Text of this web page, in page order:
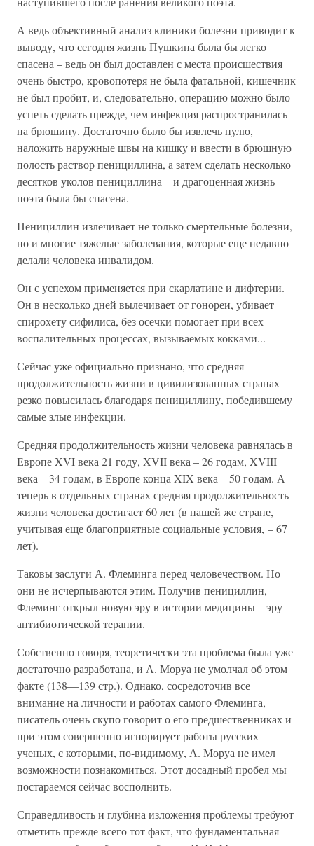
А ведь объективный анализ клиники болезни приводит к
выводу, что сегодня жизнь Пушкина была бы легко
спасена – ведь он был доставлен с места происшествия
очень быстро, кровопотеря не была фатальной, кишечник
не был пробит, и, следовательно, операцию можно было
успеть сделать прежде, чем инфекция распространилась
на брюшину. Достаточно было бы извлечь пулю,
наложить наружные швы на кишку и ввести в брюшную
полость раствор пенициллина, а затем сделать несколько
десятков уколов пенициллина – и драгоценная жизнь
поэта была бы спасена.
Пенициллин излечивает не только смертельные болезни,
но и многие тяжелые заболевания, которые еще недавно
делали человека инвалидом.
Он с успехом применяется при скарлатине и дифтерии.
Он в несколько дней вылечивает от гонореи, убивает
спирохету сифилиса, без осечки помогает при всех
воспалительных процессах, вызываемых кокками...
Сейчас уже официально признано, что средняя
продолжительность жизни в цивилизованных странах
резко повысилась благодаря пенициллину, победившему
самые злые инфекции.
Средняя продолжительность жизни человека равнялась в
Европе XVI века 21 году, XVII века – 26 годам, XVIII
века – 34 годам, в Европе конца XIX века – 50 годам. А
теперь в отдельных странах средняя продолжительность
жизни человека достигает 60 лет (в нашей же стране,
учитывая еще благоприятные социальные условия, – 67
лет).
Таковы заслуги А. Флеминга перед человечеством. Но
они не исчерпываются этим. Получив пенициллин,
Флеминг открыл новую эру в истории медицины – эру
антибиотической терапии.
Собственно говоря, теоретически эта проблема была уже
достаточно разработана, и А. Моруа не умолчал об этом
факте (138—139 стр.). Однако, сосредоточив все
внимание на личности и работах самого Флеминга,
писатель очень скупо говорит о его предшественниках и
при этом совершенно игнорирует работы русских
ученых, с которыми, по-видимому, А. Моруа не имел
возможности познакомиться. Этот досадный пробел мы
постараемся сейчас восполнить.
Справедливость и глубина изложения проблемы требуют
отметить прежде всего тот факт, что фундаментальная